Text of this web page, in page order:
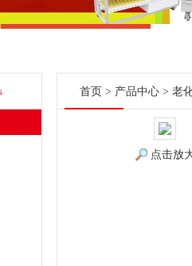
首页 > 产品中心 > 老
点击放